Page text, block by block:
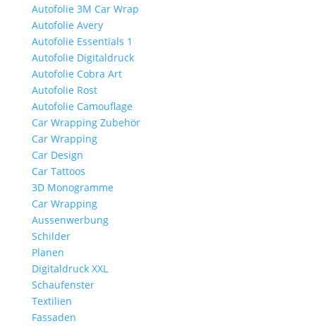
Autofolie 3M Car Wrap
Autofolie Avery
Autofolie Essentials 1
Autofolie Digitaldruck
Autofolie Cobra Art
Autofolie Rost
Autofolie Camouflage
Car Wrapping Zubehör
Car Wrapping
Car Design
Car Tattoos
3D Monogramme
Car Wrapping
Aussenwerbung
Schilder
Planen
Digitaldruck XXL
Schaufenster
Textilien
Fassaden